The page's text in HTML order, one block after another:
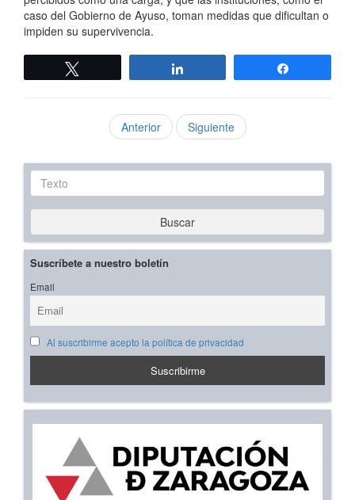
caso del Gobierno de Ayuso, toman medidas que dificultan o
impiden su supervivencia.
Anterior Siguiente
Texto
Buscar
Suscríbete a nuestro boletín
Email
Al suscribirme acepto la política de privacidad